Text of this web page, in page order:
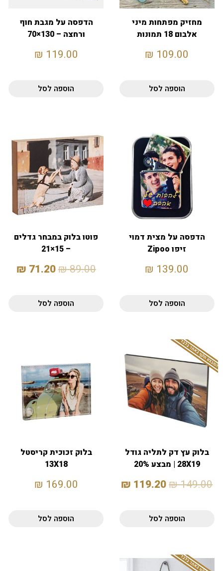
מחזיק מפתחות מיני
אלבום 18 תמונות
109.00
₪
הוספה לסל
הדפסה על מגבת חוף
ורחצה – 130×70
119.00
₪
הוספה לסל
הדפסה על מצית דמוי
זיפו Zipoo
139.00
₪
הוספה לסל
פוטו בלוק במבחר גדלים
– 15×21
89.00
₪
71.20
₪
הוספה לסל
המבצע תקף באתר בלבד
בלוק עץ דק לתליה גודל
28X19 | מבצע 20%
149.00
₪
119.20
₪
הוספה לסל
בלוק זכוכית קריסטל
13X18
169.00
₪
הוספה לסל